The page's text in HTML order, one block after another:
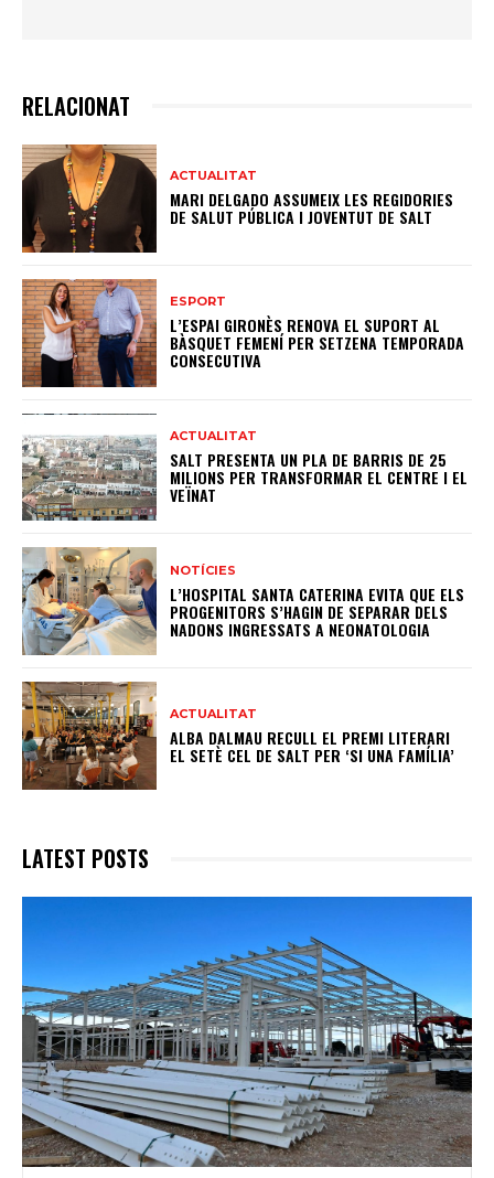
RELACIONAT
ACTUALITAT
MARI DELGADO ASSUMEIX LES REGIDORIES
DE SALUT PÚBLICA I JOVENTUT DE SALT
ESPORT
L’ESPAI GIRONÈS RENOVA EL SUPORT AL
BÀSQUET FEMENÍ PER SETZENA TEMPORADA
CONSECUTIVA
ACTUALITAT
SALT PRESENTA UN PLA DE BARRIS DE 25
MILIONS PER TRANSFORMAR EL CENTRE I EL
VEÏNAT
NOTÍCIES
L’HOSPITAL SANTA CATERINA EVITA QUE ELS
PROGENITORS S’HAGIN DE SEPARAR DELS
NADONS INGRESSATS A NEONATOLOGIA
ACTUALITAT
ALBA DALMAU RECULL EL PREMI LITERARI
EL SETÈ CEL DE SALT PER ‘SI UNA FAMÍLIA’
LATEST POSTS